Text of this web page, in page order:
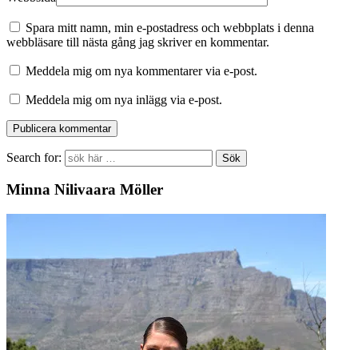
Spara mitt namn, min e-postadress och webbplats i denna
webbläsare till nästa gång jag skriver en kommentar.
Meddela mig om nya kommentarer via e-post.
Meddela mig om nya inlägg via e-post.
Search for:
Minna Nilivaara Möller